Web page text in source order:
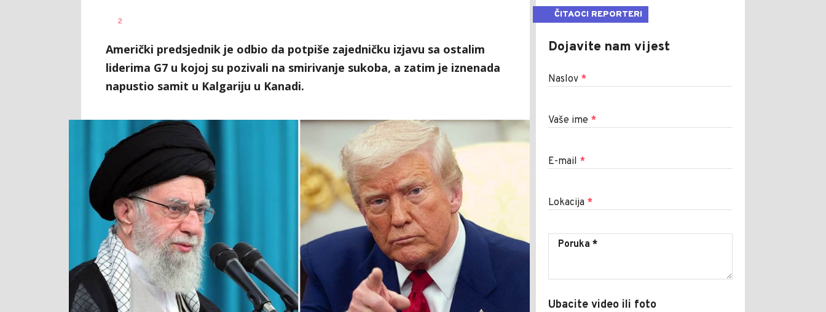
AUTOR
2
Američki predsjednik je odbio da potpiše zajedničku izjavu sa ostalim
liderima G7 u kojoj su pozivali na smirivanje sukoba, a zatim je iznenada
napustio samit u Kalgariju u Kanadi.
ČITAOCI REPORTERI
Dojavite nam vijest
Naslov *
Vaše ime *
E-mail *
Lokacija *
Ubacite video ili foto